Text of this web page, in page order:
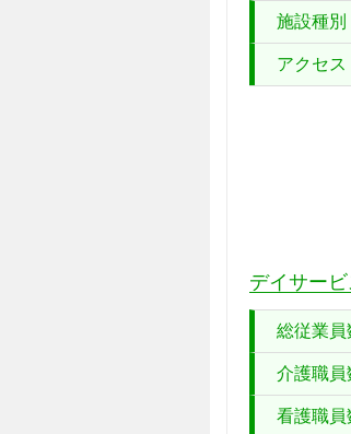
施設種別
アクセ
デイサー
総従業員
介護職員
看護職員